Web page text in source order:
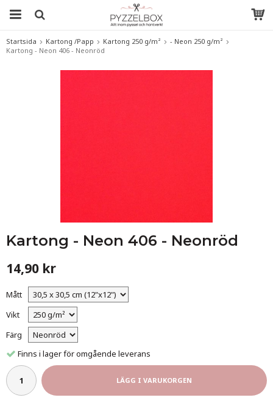
Startsida Kartong /Papp Kartong 250 g/m²
- Neon 250 g/m²
Kartong - Neon 406 - Neonröd
Kartong - Neon 406 - Neonröd
14,90 kr
Mått
Vikt
Färg
Finns i lager för omgående leverans
LÄGG I VARUKORGEN